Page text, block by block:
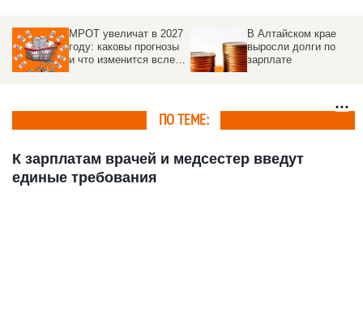
МРОТ увеличат в 2027
году: каковы прогнозы
и что изменится вслед
В Алтайском крае
выросли долги по
зарплате
ПО ТЕМЕ:
К зарплатам врачей и медсестер введут
единые требования